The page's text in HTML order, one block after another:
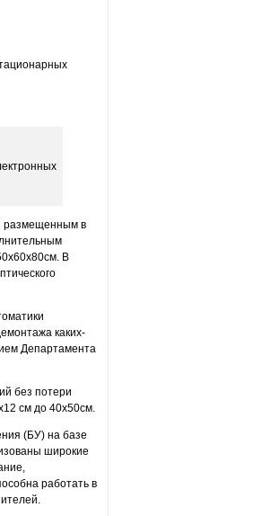
размещенным в
В
каких-
Департамента
без потери
см до 40х50см.
(БУ) на базе
широкие
работать в